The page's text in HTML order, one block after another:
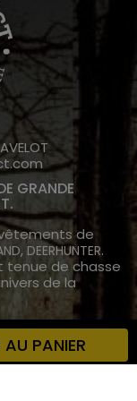
PANIER
GRANDE
de
, DEERHUNTER.
tenue de chasse
de la